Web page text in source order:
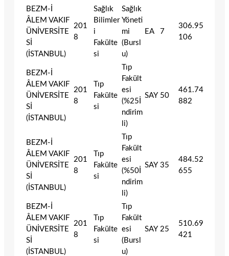
BEZM-İ
ÂLEM VAKIF
ÜNİVERSİTE
Sİ
(İSTANBUL)
201
8
Sağlık
Bilimler
i
Fakülte
si
Sağlık
Yöneti
mi
(Bursl
u)
EA 7
306.95
106
BEZM-İ
ÂLEM VAKIF
ÜNİVERSİTE
Sİ
(İSTANBUL)
201
8
Tıp
Fakülte
si
Tıp
Fakült
esi
(%25İ
ndirim
li)
SAY 50
461.74
882
BEZM-İ
ÂLEM VAKIF
ÜNİVERSİTE
Sİ
(İSTANBUL)
201
8
Tıp
Fakülte
si
Tıp
Fakült
esi
(%50İ
ndirim
li)
SAY 35
484.52
655
BEZM-İ
ÂLEM VAKIF
ÜNİVERSİTE
Sİ
(İSTANBUL)
201
8
Tıp
Fakülte
si
Tıp
Fakült
esi
(Bursl
u)
SAY 25
510.69
421